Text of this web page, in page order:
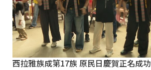
西拉雅族成第17族 原民日慶賀正名成功